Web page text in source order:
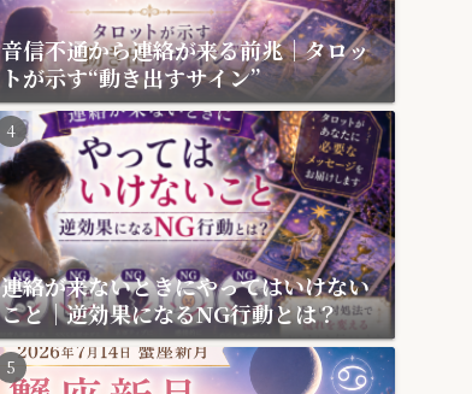
音信不通から連絡が来る前兆｜タロッ
トが示す“動き出すサイン”
連絡が来ないときにやってはいけない
こと｜逆効果になるNG行動とは？